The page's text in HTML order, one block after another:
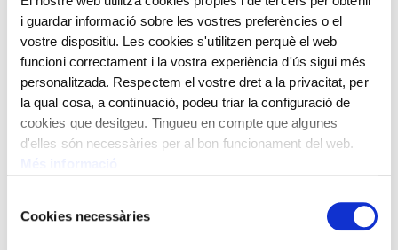
i guardar informació sobre les vostres preferències o el
vostre dispositiu. Les cookies s'utilitzen perquè el web
funcioni correctament i la vostra experiència d'ús sigui més
personalitzada. Respectem el vostre dret a la privacitat, per
la qual cosa, a continuació, podeu triar la configuració de
cookies que desitgeu. Tingueu en compte que algunes
d'elles són necessàries per al bon funcionament del web.
deCookies necessàries